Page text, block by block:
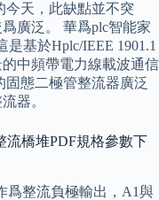
今天，此缺點並不突
廣泛。 華爲plc智能家
基於Hplc/IEEE 1901.1
中頻帶電力線載波通信
態二極管整流器廣泛
器。
流橋堆PDF規格參數下
爲整流負極輸出，A1與